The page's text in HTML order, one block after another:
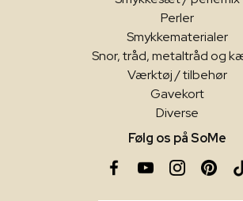
Perler
Smykkematerialer
Snor, tråd, metaltråd og
Værktøj / tilbehør
Gavekort
Diverse
Følg os på SoMe